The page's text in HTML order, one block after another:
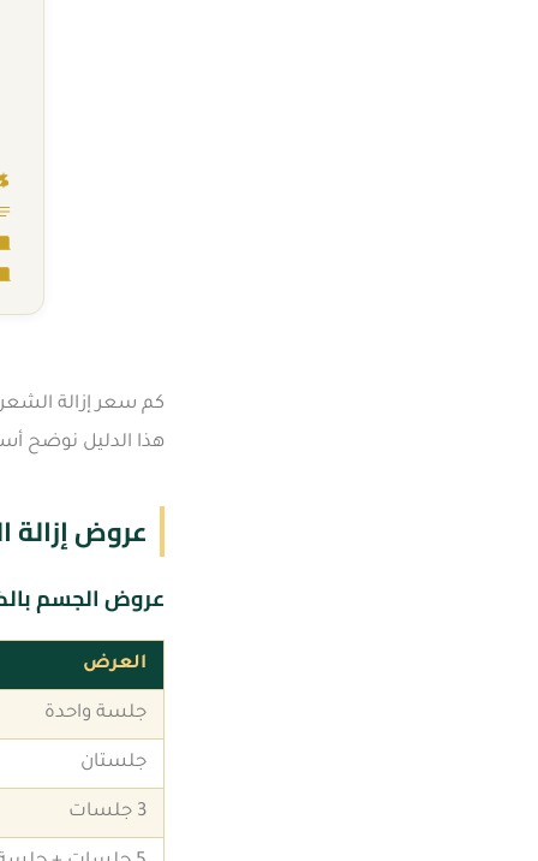
كم سعر إزالة
هذا الدليل نوضح
عروض إزالة
عروض الجسم
العرض
جلسة واحدة
جلستان
3 جلسات